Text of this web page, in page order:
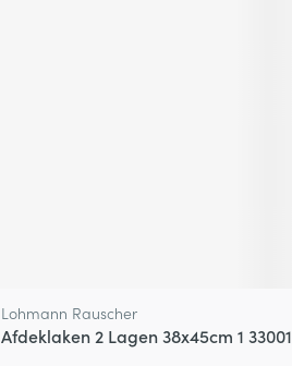
Lohmann Rauscher
Afdeklaken 2 Lagen 38x45cm 1 33001